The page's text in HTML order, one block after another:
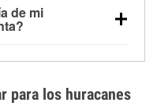
porque son
y más
de mi
el agua estancada y
respaldo son
para los huracanes